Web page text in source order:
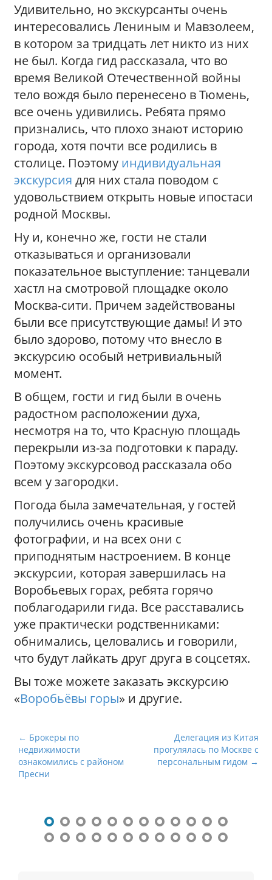
Удивительно, но экскурсанты очень
интересовались Лениным и Мавзолеем,
в котором за тридцать лет никто из них
не был. Когда гид рассказала, что во
время Великой Отечественной войны
тело вождя было перенесено в Тюмень,
все очень удивились. Ребята прямо
признались, что плохо знают историю
города, хотя почти все родились в
столице. Поэтому индивидуальная
экскурсия для них стала поводом с
удовольствием открыть новые ипостаси
родной Москвы.
Ну и, конечно же, гости не стали
отказываться и организовали
показательное выступление: танцевали
хастл на смотровой площадке около
Москва-сити. Причем задействованы
были все присутствующие дамы! И это
было здорово, потому что внесло в
экскурсию особый нетривиальный
момент.
В общем, гости и гид были в очень
радостном расположении духа,
несмотря на то, что Красную площадь
перекрыли из-за подготовки к параду.
Поэтому экскурсовод рассказала обо
всем у загородки.
Погода была замечательная, у гостей
получились очень красивые
фотографии, и на всех они с
приподнятым настроением. В конце
экскурсии, которая завершилась на
Воробьевых горах, ребята горячо
поблагодарили гида. Все расставались
уже практически родственниками:
обнимались, целовались и говорили,
что будут лайкать друг друга в соцсетях.
Вы тоже можете заказать экскурсию
«Воробьёвы горы» и другие.
Н
а
в
и
← Брокеры по
недвижимости
ознакомились с районом
Пресни
Делегация из Китая
прогулялась по Москве с
персональным гидом →